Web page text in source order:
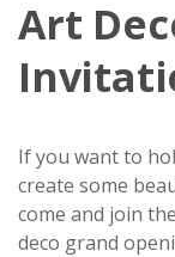
Art
If you want to
create some
come and join
deco grand